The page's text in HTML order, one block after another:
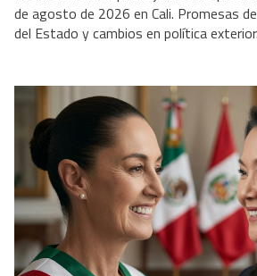
de agosto de 2026 en Cali. Promesas
del Estado y cambios en política exterior.